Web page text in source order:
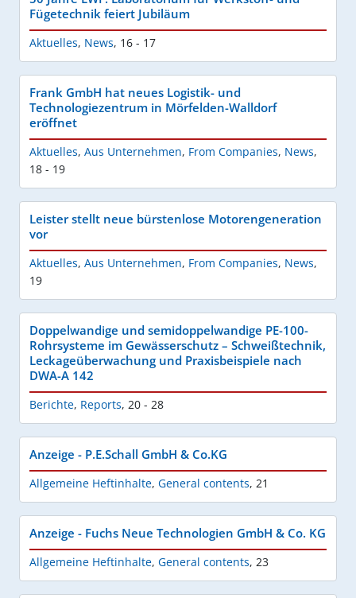
Fügetechnik feiert Jubiläum
Aktuelles, News, 16 - 17
Frank GmbH hat neues Logistik- und
Technologiezentrum in Mörfelden-Walldorf
eröffnet
Aktuelles, Aus Unternehmen, From Companies, News,
18 - 19
Leister stellt neue bürstenlose Motorengeneration
vor
Aktuelles, Aus Unternehmen, From Companies, News,
19
Doppelwandige und semidoppelwandige PE-100-
Rohrsysteme im Gewässerschutz – Schweißtechnik,
Leckageüberwachung und Praxisbeispiele nach
DWA-A 142
Berichte, Reports, 20 - 28
Anzeige - P.E.Schall GmbH & Co.KG
Allgemeine Heftinhalte, General contents, 21
Anzeige - Fuchs Neue Technologien GmbH & Co. KG
Allgemeine Heftinhalte, General contents, 23